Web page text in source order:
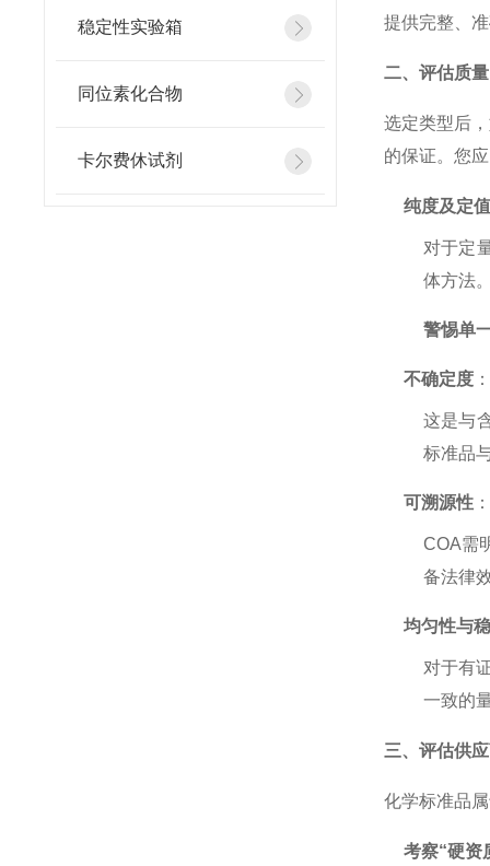
稳定性实验箱
同位素化合物
卡尔费休试剂
提供完整、
二、评估质
选定类型后
的保证。您
纯度及定
对于定
体方法
警惕单
不确定度
这是与
标准品
可溯源性
COA需
备法律
均匀性与
对于有
一致的
三、评估供
化学标准品
考察“硬资